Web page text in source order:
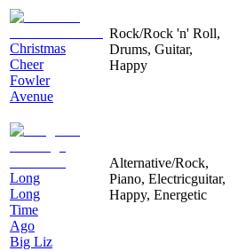
Christmas
Cheer
Fowler
Avenue
Rock/Rock 'n' Roll,
Drums, Guitar,
Happy
Long
Long
Time
Ago
Big Liz
Alternative/Rock,
Piano, Electricguitar,
Happy, Energetic